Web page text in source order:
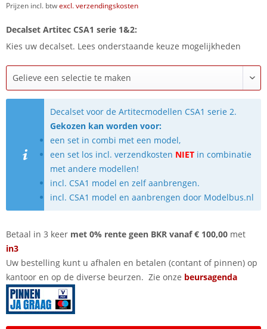
Prijzen incl. btwexcl. verzendingskosten
Decalset Artitec CSA1 serie 1&2:
Kies uw decalset. Lees onderstaande keuze mogelijkheden
Decalset voor de Artitecmodellen CSA1 serie 2.
Gekozen kan worden voor:
een set in combi met een model,
een set los incl. verzendkosten NIET in combinatie
met andere modellen!
incl. CSA1 model en zelf aanbrengen.
incl. CSA1 model en aanbrengen door Modelbus.nl
Betaal in 3 keer met 0% rente geen BKR vanaf € 100,00 met
in3
Uw bestelling kunt u afhalen en betalen (contant of pinnen) op
kantoor en op de diverse beurzen. Zie onze beursagenda